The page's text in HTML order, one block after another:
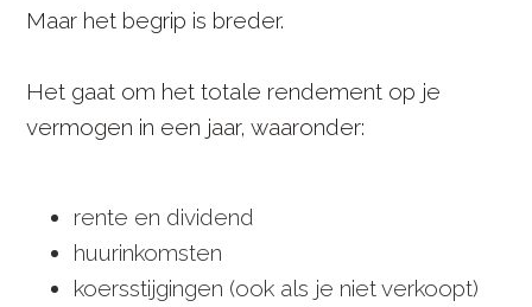
Maar het begrip is breder.
Het gaat om het totale rendement op je
vermogen in een jaar, waaronder:
rente en dividend
huurinkomsten
koersstijgingen (ook als je niet verkoopt)